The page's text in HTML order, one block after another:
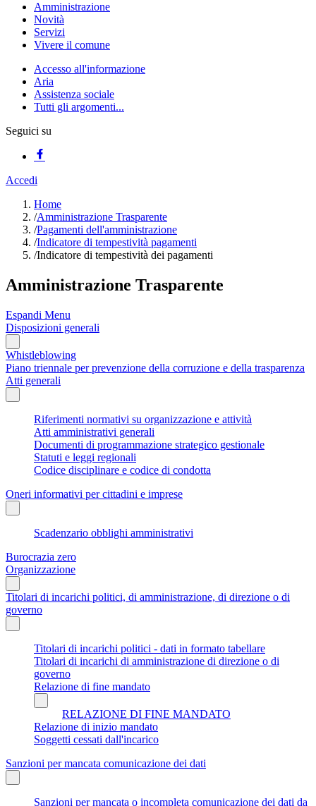
Amministrazione
Novità
Servizi
Vivere il comune
Accesso all'informazione
Aria
Assistenza sociale
Tutti gli argomenti...
Seguici su
Accedi
Home
/Amministrazione Trasparente
/Pagamenti dell'amministrazione
/Indicatore di tempestività pagamenti
/Indicatore di tempestività dei pagamenti
Amministrazione Trasparente
Espandi Menu
Disposizioni generali
Whistleblowing
Piano triennale per prevenzione della corruzione e della trasparenza
Atti generali
Riferimenti normativi su organizzazione e attività
Atti amministrativi generali
Documenti di programmazione strategico gestionale
Statuti e leggi regionali
Codice disciplinare e codice di condotta
Oneri informativi per cittadini e imprese
Scadenzario obblighi amministrativi
Burocrazia zero
Organizzazione
Titolari di incarichi politici, di amministrazione, di direzione o di
governo
Titolari di incarichi politici - dati in formato tabellare
Titolari di incarichi di amministrazione di direzione o di
governo
Relazione di fine mandato
RELAZIONE DI FINE MANDATO
Relazione di inizio mandato
Soggetti cessati dall'incarico
Sanzioni per mancata comunicazione dei dati
Sanzioni per mancata o incompleta comunicazione dei dati da